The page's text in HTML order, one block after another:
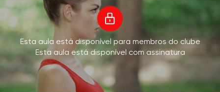
Esta aula está disponível para membros do clube
Esta aula está disponível com assinatura